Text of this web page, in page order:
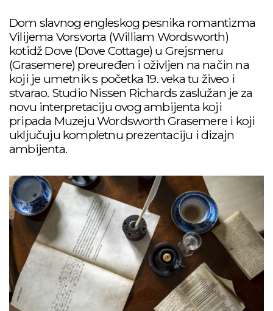
Dom slavnog engleskog pesnika romantizma
Vilijema Vorsvorta (William Wordsworth)
kotidž Dove (Dove Cottage) u Grejsmeru
(Grasemere) preuređen i oživljen na način na
koji je umetnik s početka 19. veka tu živeo i
stvarao. Studio Nissen Richards zaslužan je za
novu interpretaciju ovog ambijenta koji
pripada Muzeju Wordsworth Grasemere i koji
uključuju kompletnu prezentaciju i dizajn
ambijenta.